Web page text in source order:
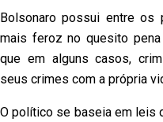
Bolsonaro possui entre
mais feroz no quesito
que em alguns casos,
seus crimes com a própria
O político se baseia em leis